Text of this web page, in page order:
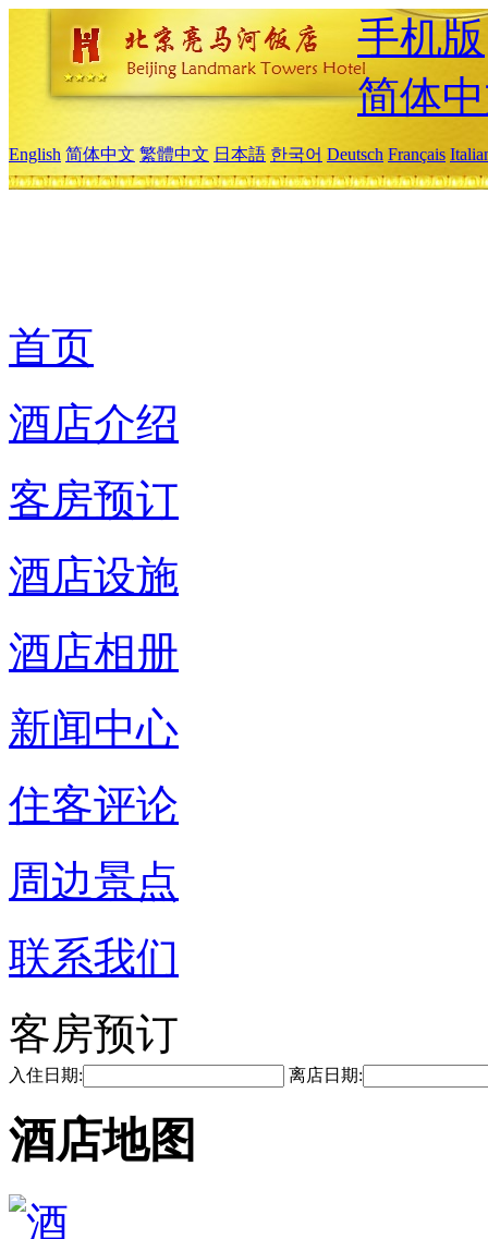
手机版
简体
English 简体中文 繁體中文 日本語 한국어 Deutsch Français
首页
酒店介绍
客房预订
酒店设施
酒店相册
新闻中心
住客评论
周边景点
联系我们
客房预订
入住日期: 离店日期:
酒店地图